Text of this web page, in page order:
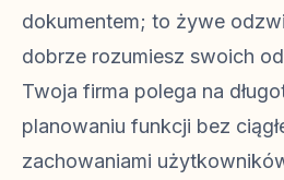
dokumentem; to żywe
dobrze rozumiesz swoich
Twoja firma polega na
planowaniu funkcji bez
zachowaniami